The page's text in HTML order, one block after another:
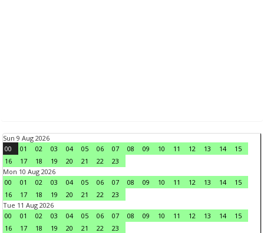
Sun 9 Aug 2026
00
01 02 03 04 05 06 07 08 09 10 11 12 13 14
15
16
17 18 19 20 21 22
23
Mon 10 Aug 2026
00
01 02 03 04 05 06 07 08 09 10 11 12 13 14
15
16
17 18 19 20 21 22
23
Tue 11 Aug 2026
00
01 02 03 04 05 06 07 08 09 10 11 12 13 14
15
16
17 18 19 20 21 22
23